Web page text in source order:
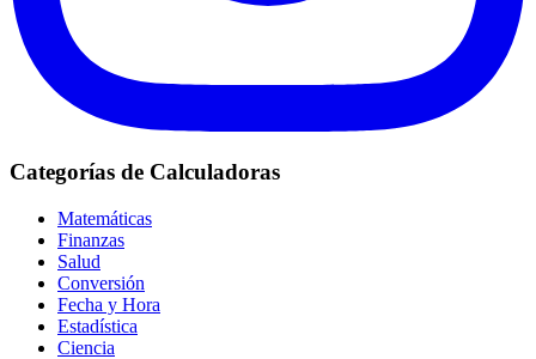
Categorías de Calculadoras
Matemáticas
Finanzas
Salud
Conversión
Fecha y Hora
Estadística
Ciencia